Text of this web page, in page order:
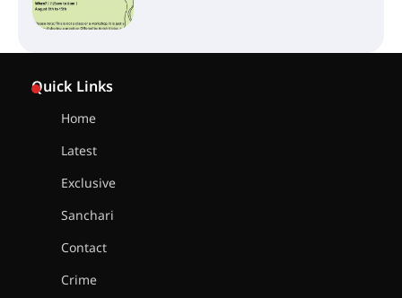
Quick Links
Home
Latest
Exclusive
Sanchari
Contact
Crime